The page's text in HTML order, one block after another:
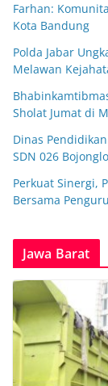
Farhan:
Kota Bandung
Polda Jabar
Melawan
Sholat Jumat di
Dinas
SDN 026
Perkuat Sinergi,
Bersama
Jawa Barat